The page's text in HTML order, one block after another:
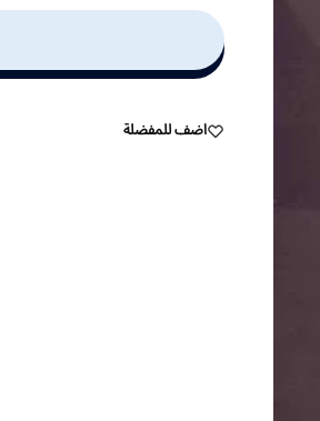
اضف للمفضلة